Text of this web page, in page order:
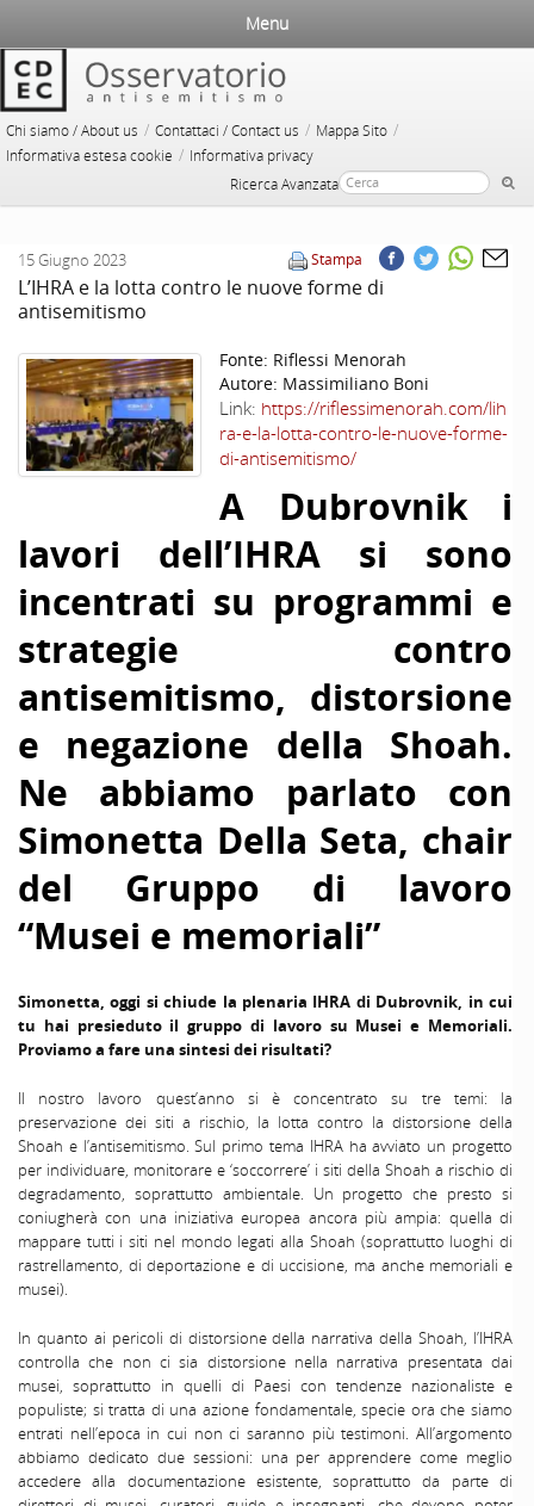
Chi siamo / About us / Contattaci / Contact us / Mappa Sito /
Informativa estesa cookie / Informativa privacy
Ricerca Avanzata
Menu
Stampa
15 Giugno 2023
L’IHRA e la lotta contro le nuove forme di
antisemitismo
Fonte: Riflessi Menorah
Autore: Massimiliano Boni
Link: https://riflessimenorah.com/lih
ra-e-la-lotta-contro-le-nuove-forme-
di-antisemitismo/
A Dubrovnik i
lavori dell’IHRA si sono
incentrati su programmi e
strategie contro
antisemitismo, distorsione
e negazione della Shoah.
Ne abbiamo parlato con
Simonetta Della Seta, chair
del Gruppo di lavoro
“Musei e memoriali”
Simonetta, oggi si chiude la plenaria IHRA di Dubrovnik, in cui
tu hai presieduto il gruppo di lavoro su Musei e Memoriali.
Proviamo a fare una sintesi dei risultati?
Il nostro lavoro quest’anno si è concentrato su tre temi: la
preservazione dei siti a rischio, la lotta contro la distorsione della
Shoah e l’antisemitismo. Sul primo tema IHRA ha avviato un progetto
per individuare, monitorare e ‘soccorrere’ i siti della Shoah a rischio di
degradamento, soprattutto ambientale. Un progetto che presto si
coniugherà con una iniziativa europea ancora più ampia: quella di
mappare tutti i siti nel mondo legati alla Shoah (soprattutto luoghi di
rastrellamento, di deportazione e di uccisione, ma anche memoriali e
musei).
In quanto ai pericoli di distorsione della narrativa della Shoah, l’IHRA
controlla che non ci sia distorsione nella narrativa presentata dai
musei, soprattutto in quelli di Paesi con tendenze nazionaliste e
populiste; si tratta di una azione fondamentale, specie ora che siamo
entrati nell’epoca in cui non ci saranno più testimoni. All’argomento
abbiamo dedicato due sessioni: una per apprendere come meglio
accedere alla documentazione esistente, soprattutto da parte di